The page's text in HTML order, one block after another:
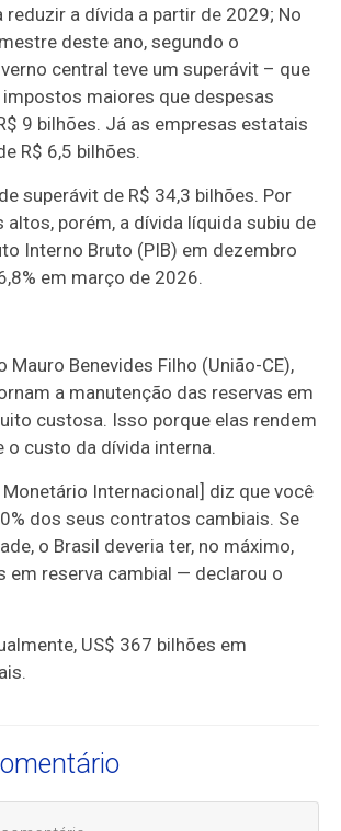
reduzir a dívida a partir de 2029; No
deste ano, segundo o
central teve um superávit – que
maiores que despesas
9 bilhões. Já as empresas estatais
R$ 6,5 bilhões.
superávit de R$ 34,3 bilhões. Por
altos, porém, a dívida líquida subiu de
Interno Bruto (PIB) em dezembro
em março de 2026.
Mauro Benevides Filho (União-CE),
a manutenção das reservas em
custosa. Isso porque elas rendem
o custo da dívida interna.
Monetário Internacional] diz que você
dos seus contratos cambiais. Se
o Brasil deveria ter, no máximo,
em reserva cambial — declarou o
US$ 367 bilhões em